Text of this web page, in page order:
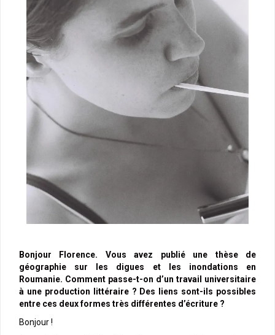
Bonjour Florence. Vous avez publié une thèse de
géographie sur les digues et les inondations en
Roumanie. Comment passe-t-on d’un travail universitaire
à une production littéraire ? Des liens sont-ils possibles
entre ces deux formes très différentes d’écriture ?
Bonjour !